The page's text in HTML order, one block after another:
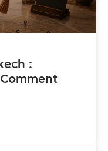
: